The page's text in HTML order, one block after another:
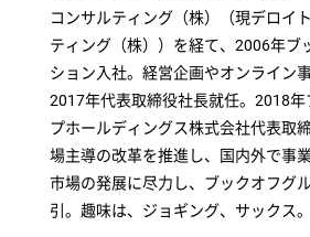
コンサルティング（株）（現デロイ
ティング（株））を経て、2006年ブ
ション入社。経営企画やオンライン
2017年代表取締役社長就任。2018年
プホールディングス株式会社代表取
場主導の改革を推進し、国内外で事
市場の発展に尽力し、ブックオフグ
引。趣味は、ジョギング、サックス。